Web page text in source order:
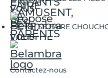
SE FAIRE
Contactez-nous